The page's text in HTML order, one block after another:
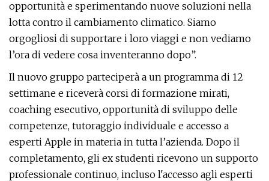
opportunità e sperimentando nuove soluzioni nella
lotta contro il cambiamento climatico. Siamo
orgogliosi di supportare i loro viaggi e non vediamo
l’ora di vedere cosa inventeranno dopo”.
Il nuovo gruppo parteciperà a un programma di 12
settimane e riceverà corsi di formazione mirati,
coaching esecutivo, opportunità di sviluppo delle
competenze, tutoraggio individuale e accesso a
esperti Apple in materia in tutta l’azienda. Dopo il
completamento, gli ex studenti ricevono un supporto
professionale continuo, incluso l'accesso agli esperti